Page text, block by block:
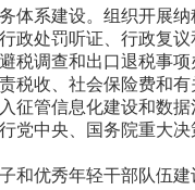
体系建设。组织开展
政处罚听证、行政复议
税调查和出口退税事项
税收、社会保险费和有
征管信息化建设和数据
党中央、国务院重大
和优秀年轻干部队伍